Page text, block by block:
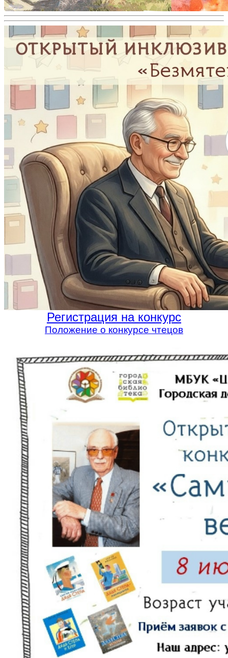
Регистрация на конкурс
Положение о конкурсе чтецов